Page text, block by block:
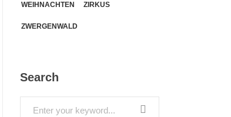
WEIHNACHTEN ZIRKUS
ZWERGENWALD
Search